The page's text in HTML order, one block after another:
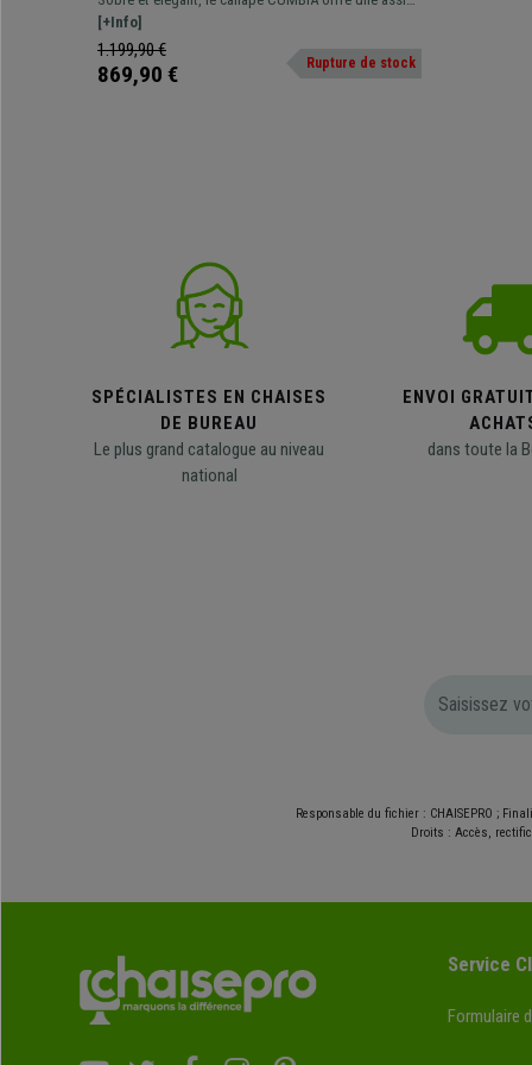
Noir
confortable grâce à son rembourrage épais. Il sera
idéal pour meubler votre bureau dans un style
raffiné.
[+Info]
1.199,90 €
869,90 € Rupture de stock
SPÉCIALISTES EN CHAISES
DE BUREAU
Le plus grand catalogue au niveau
national
ENVOI
dans toute la
Responsable du fichier : CHAISEPRO ;
Droits : Accès,
Service
Formulaire